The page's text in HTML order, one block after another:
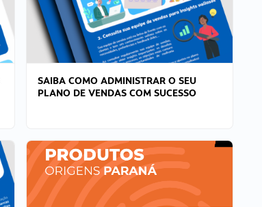
SAIBA COMO ADMINISTRAR O SEU
PLANO DE VENDAS COM SUCESSO